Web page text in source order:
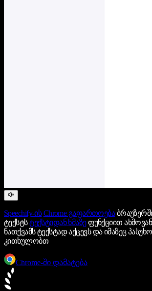
Speechify-ის Chrome გაფართოება
ტექსტსტექსტიდან ხმაზეფუნქციით
ნათქვამს ტექსტად აქცევს და იმაზეც
კითხულობთ
Chrome-ში დამატება